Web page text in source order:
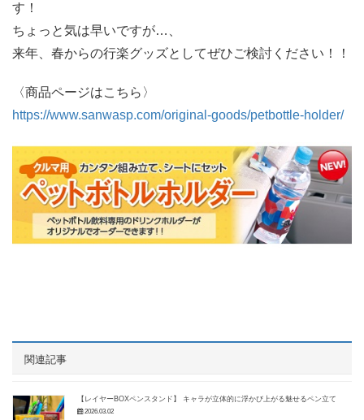
す！
ちょっと気は早いですが…、
来年、春からの行楽グッズとしてぜひご検討ください！！
〈商品ページはこちら〉
https://www.sanwasp.com/original-goods/petbottle-holder/
関連記事
【レイヤーBOXペンスタンド】 キャラが立体的に浮かび上がる魅せるペン立て
2026.03.02